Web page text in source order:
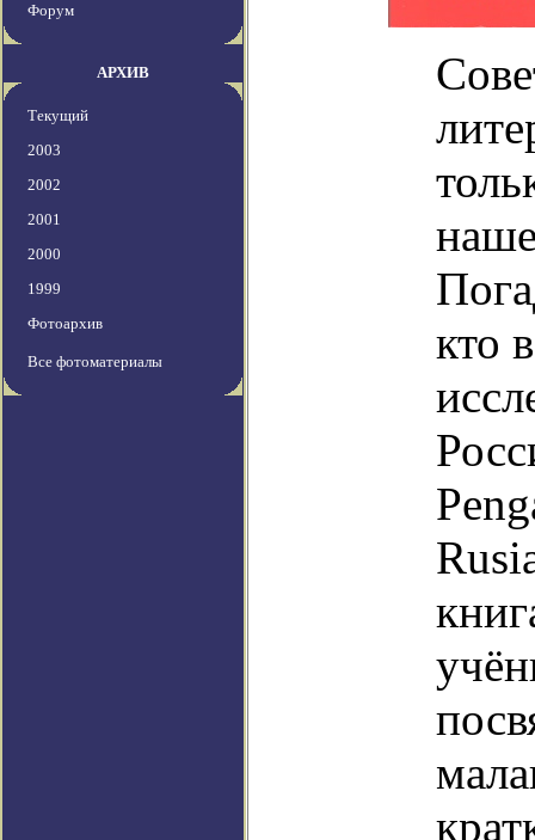
Форум
АРХИВ
Текущий
2003
2002
2001
2000
1999
Фотоархив
Все фотоматериалы
кто